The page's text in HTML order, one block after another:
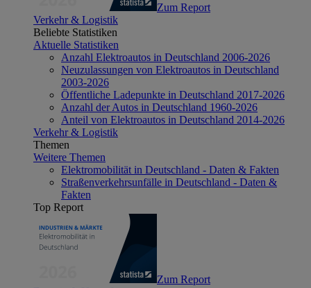
Zum Report
Verkehr & Logistik
Beliebte Statistiken
Aktuelle Statistiken
Anzahl Elektroautos in Deutschland 2006-2026
Neuzulassungen von Elektroautos in Deutschland
2003-2026
Öffentliche Ladepunkte in Deutschland 2017-2026
Anzahl der Autos in Deutschland 1960-2026
Anteil von Elektroautos in Deutschland 2014-2026
Verkehr & Logistik
Themen
Weitere Themen
Elektromobilität in Deutschland - Daten & Fakten
Straßenverkehrsunfälle in Deutschland - Daten &
Fakten
Top Report
Zum Report